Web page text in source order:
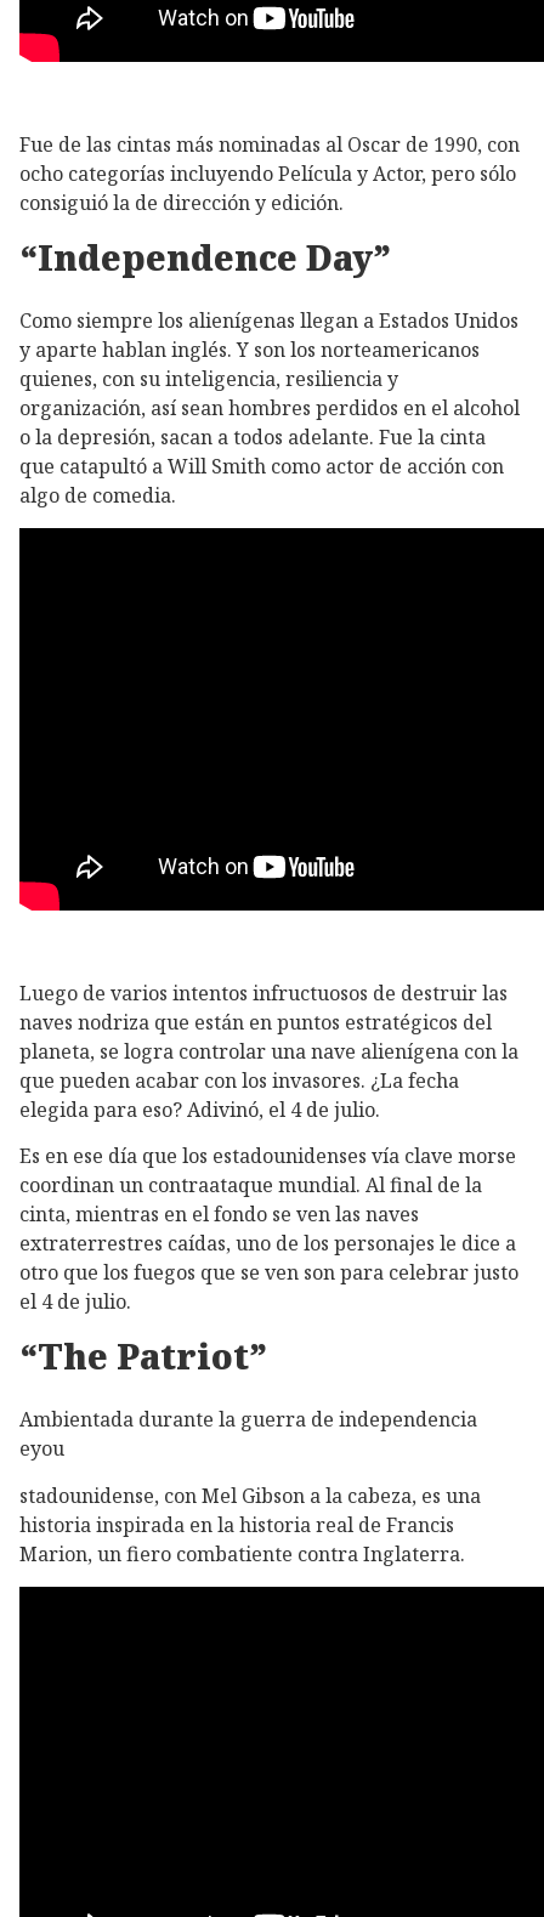
Fue de las cintas más nominadas al Oscar de 1990, con
ocho categorías incluyendo Película y Actor, pero sólo
consiguió la de dirección y edición.
“Independence Day”
Como siempre los alienígenas llegan a Estados Unidos
y aparte hablan inglés. Y son los norteamericanos
quienes, con su inteligencia, resiliencia y
organización, así sean hombres perdidos en el alcohol
o la depresión, sacan a todos adelante. Fue la cinta
que catapultó a Will Smith como actor de acción con
algo de comedia.
Luego de varios intentos infructuosos de destruir las
naves nodriza que están en puntos estratégicos del
planeta, se logra controlar una nave alienígena con la
que pueden acabar con los invasores. ¿La fecha
elegida para eso? Adivinó, el 4 de julio.
Es en ese día que los estadounidenses vía clave morse
coordinan un contraataque mundial. Al final de la
cinta, mientras en el fondo se ven las naves
extraterrestres caídas, uno de los personajes le dice a
otro que los fuegos que se ven son para celebrar justo
el 4 de julio.
“The Patriot”
Ambientada durante la guerra de independencia
eyou
stadounidense, con Mel Gibson a la cabeza, es una
historia inspirada en la historia real de Francis
Marion, un fiero combatiente contra Inglaterra.